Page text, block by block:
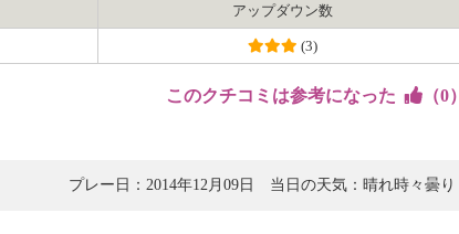
アップダウン数
(3)
このクチコミは参考になった （0）
プレー日：2014年12月09日 当日の天気：晴れ時々曇り